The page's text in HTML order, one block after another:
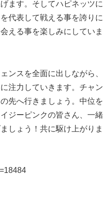
ます。そしてハピネッツに
代表して戦える事を誇りに
える事を楽しみにしていま
ンスを全面に出しながら、
注力していきます。チャン
先へ行きましょう。中位を
ジーピンクの皆さん、一緒
しょう！共に駆け上がりま